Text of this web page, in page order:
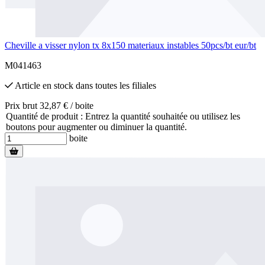
Cheville a visser nylon tx 8x150 materiaux instables 50pcs/bt eur/bt
M041463
Article en stock dans toutes les filiales
Prix brut 32,87 € / boite
Quantité de produit : Entrez la quantité souhaitée ou utilisez les
boutons pour augmenter ou diminuer la quantité.
boite